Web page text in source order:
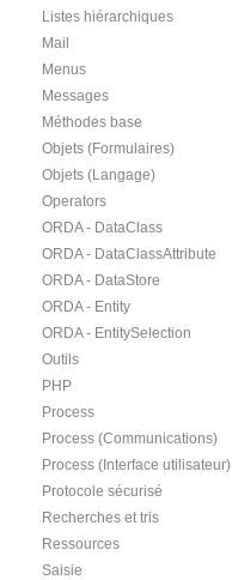
Listes hiérarchiques
Mail
Menus
Messages
Méthodes base
Objets (Formulaires)
Objets (Langage)
Operators
ORDA - DataClass
ORDA - DataClassAttribute
ORDA - DataStore
ORDA - Entity
ORDA - EntitySelection
Outils
PHP
Process
Process (Communications)
Process (Interface utilisateur)
Protocole sécurisé
Recherches et tris
Ressources
Saisie